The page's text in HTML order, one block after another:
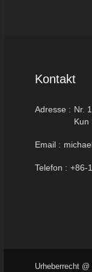
Kontakt
Adresse : Nr.
Kun
Email :
Telefon : +86-
Urheberrecht